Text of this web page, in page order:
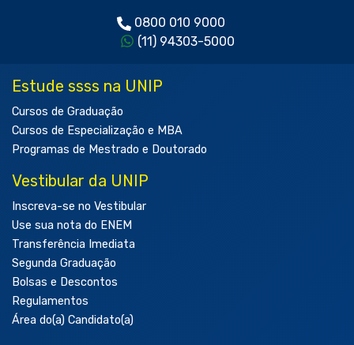
0800 010 9000
(11) 94303-5000
Estude ssss na UNIP
Cursos de Graduação
Cursos de Especialização e MBA
Programas de Mestrado e Doutorado
Vestibular da UNIP
Inscreva-se no Vestibular
Use sua nota do ENEM
Transferência Imediata
Segunda Graduação
Bolsas e Descontos
Regulamentos
Área do(a) Candidato(a)